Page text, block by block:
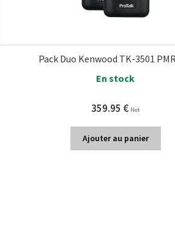
Pack Duo Kenwood TK-3501
En stock
359.95 € Net
Ajouter au panier